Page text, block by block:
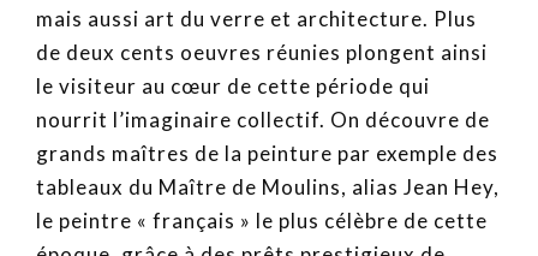
mais aussi art du verre et architecture. Plus
de deux cents oeuvres réunies plongent ainsi
le visiteur au cœur de cette période qui
nourrit l’imaginaire collectif. On découvre de
grands maîtres de la peinture par exemple des
tableaux du Maître de Moulins, alias Jean Hey,
le peintre « français » le plus célèbre de cette